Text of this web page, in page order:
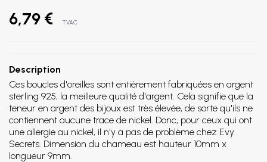
6,79 € TVAC
Description
Ces boucles d'oreilles sont entièrement fabriquées en argent
sterling 925, la meilleure qualité d'argent. Cela signifie que la
teneur en argent des bijoux est très élevée, de sorte qu'ils ne
contiennent aucune trace de nickel. Donc, pour ceux qui ont
une allergie au nickel, il n'y a pas de problème chez Evy
Secrets. Dimension du chameau est hauteur 10mm x
longueur 9mm.